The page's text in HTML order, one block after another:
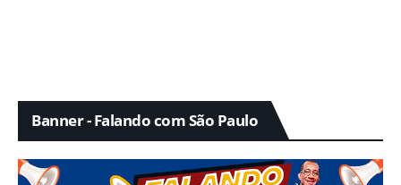
Banner - Falando com São Paulo